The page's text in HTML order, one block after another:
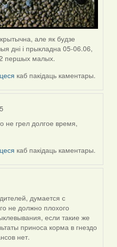
але як будзе
дні і прыкладна 05-06.06,
2 першых малых.
каб пакідаць каментары.
не грел долгое время,
каб пакідаць каментары.
думается с
не должно плохого
если такие же
приноса корма в гнездо
нет.